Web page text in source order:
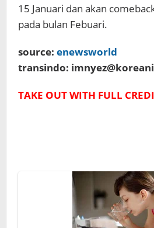
15 Januari dan akan
pada bulan Febuari.
source: enewsworld
transindo:
TAKE OUT WITH FULL